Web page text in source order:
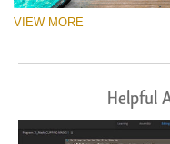
VIEW MORE
Helpful